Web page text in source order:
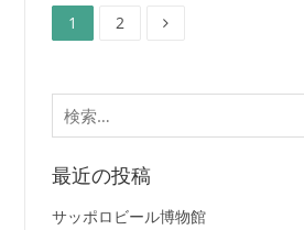
投
の
ペ
ー
ペ
ー
1
ー
2
検
索:
最近の投稿
サッポロビール博物館